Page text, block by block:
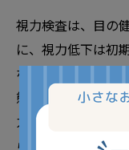
視力検査は、目の
に、視力低下は初
な検査が必要です
態を確認できるだ
力の問題を早期に
らの視力の問題が